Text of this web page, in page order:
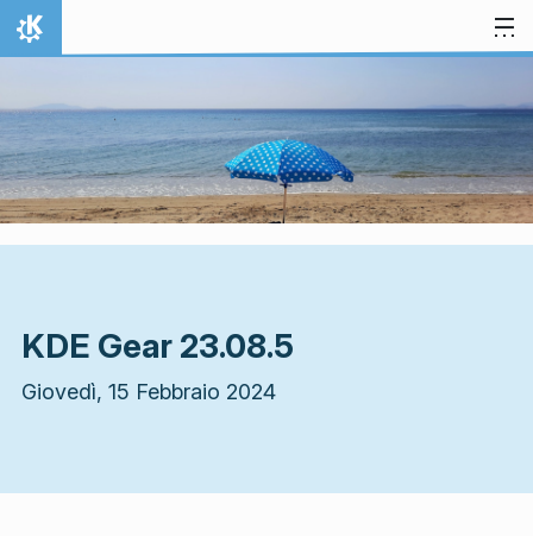
Passa al contenuto
Pagina iniziale
KDE Gear 23.08.5
Giovedì, 15 Febbraio 2024